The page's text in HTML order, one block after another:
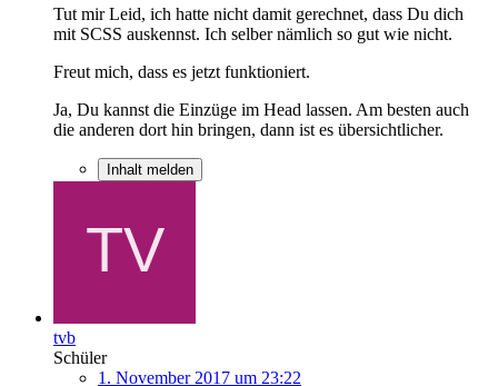
Tut mir Leid, ich hatte nicht damit gerechnet, dass Du dich
mit SCSS auskennst. Ich selber nämlich so gut wie nicht.
Freut mich, dass es jetzt funktioniert.
Ja, Du kannst die Einzüge im Head lassen. Am besten auch
die anderen dort hin bringen, dann ist es übersichtlicher.
Inhalt melden
tvb
Schüler
1. November 2017 um 23:22